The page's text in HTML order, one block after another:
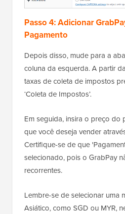
Passo 4: Adicionar
Pagamento
Depois disso, mude para a aba
coluna da esquerda. A partir
taxas de coleta de impostos
‘Coleta de Impostos’.
Em seguida, insira o preço do
que você deseja vender
Certifique-se de que
selecionado, pois o GrabPay
recorrentes.
Lembre-se de selecionar uma
Asiático, como SGD ou MYR,